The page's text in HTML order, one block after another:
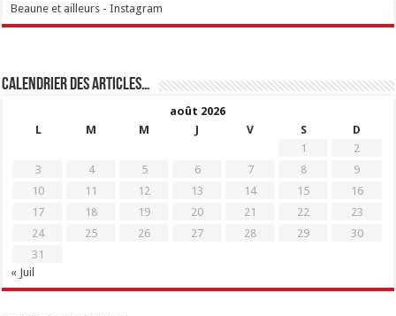
Beaune et ailleurs - Instagram
Calendrier des articles…
août 2026
L
M M J V S
D
1
2
3
4 5 6 7 8
9
10
11 12 13 14 15
16
17
18 19 20 21 22
23
24
25 26 27 28 29
30
31
« Juil